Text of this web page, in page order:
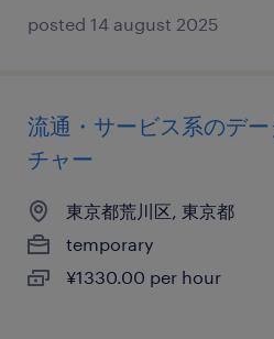
posted 14 august 2025
流通・サービス系のデ
チャー
東京都荒川区, 東京都
temporary
¥1330.00 per hour